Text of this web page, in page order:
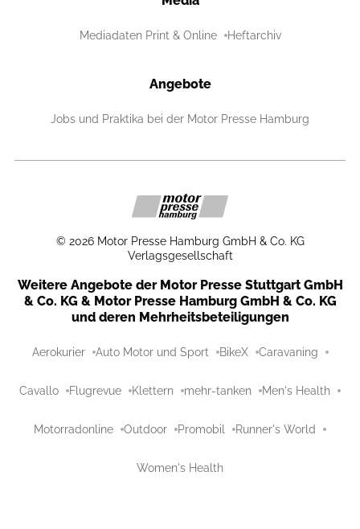
Mediadaten Print & Online Heftarchiv
Angebote
Jobs und Praktika bei der Motor Presse Hamburg
© 2026 Motor Presse Hamburg GmbH & Co. KG
Verlagsgesellschaft
Weitere Angebote der Motor Presse Stuttgart GmbH
& Co. KG & Motor Presse Hamburg GmbH & Co. KG
und deren Mehrheitsbeteiligungen
Aerokurier Auto Motor und Sport BikeX Caravaning
Cavallo Flugrevue Klettern mehr-tanken Men's Health
Motorradonline Outdoor Promobil Runner's World
Women's Health